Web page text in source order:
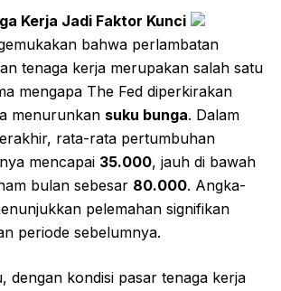
Kerja Jadi Faktor Kunci
bahwa perlambatan
tenaga kerja merupakan salah satu
mengapa The Fed diperkirakan
menurunkan suku bunga. Dalam
rata-rata pertumbuhan
mencapai 35.000, jauh di bawah
bulan sebesar 80.000. Angka-
pelemahan signifikan
periode sebelumnya.
dengan kondisi pasar tenaga kerja